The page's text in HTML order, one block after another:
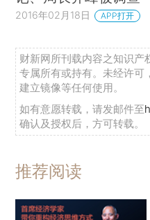
2016年02月18日 APP打开
财新网所刊载内容之知识产
专属所有或持有。未经许可
建立镜像等任何使用。
如有意愿转载，请发邮件至
确认及授权后，方可转载。
推荐阅读